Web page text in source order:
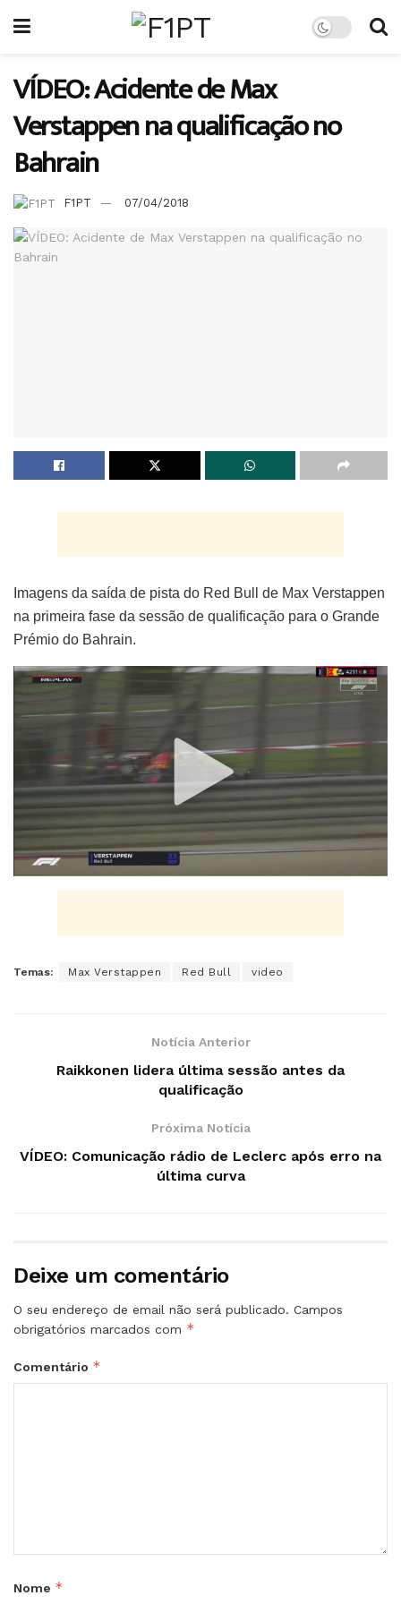
VÍDEO: Acidente de Max
Verstappen na qualificação no
Bahrain
F1PT 07/04/2018
Imagens da saída de pista do Red Bull de Max Verstappen
na primeira fase da sessão de qualificação para o Grande
Prémio do Bahrain.
Temas: Max Verstappen Red Bull video
Notícia Anterior
Raikkonen lidera última sessão antes da
qualificação
Próxima Notícia
VÍDEO: Comunicação rádio de Leclerc após erro na
última curva
Deixe um comentário
O seu endereço de email não será publicado. Campos
obrigatórios marcados com *
Comentário *
Nome *